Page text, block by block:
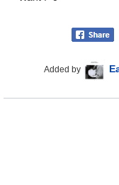
Added by